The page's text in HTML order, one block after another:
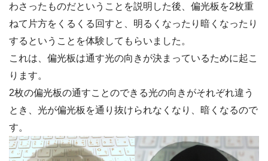
わさったものだということを説明した後、偏光板を2枚重
ねて片方をくるくる回すと、明るくなったり暗くなったり
するということを体験してもらいました。
これは、偏光板は通す光の向きが決まっているために起こ
ります。
2枚の偏光板の通すことのできる光の向きがそれぞれ違う
とき、光が偏光板を通り抜けられなくなり、暗くなるので
す。